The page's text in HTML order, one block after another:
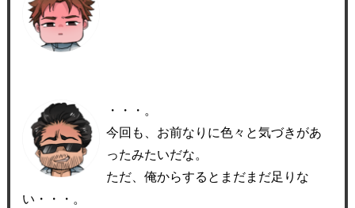
・・・。
今回も、お前なりに色々と気づきがあ
ったみたいだな。
ただ、俺からするとまだまだ足りな
い・・・。